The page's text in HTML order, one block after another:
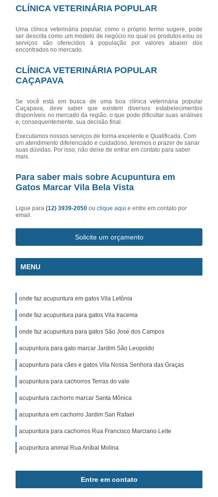
CLÍNICA VETERINÁRIA POPULAR
Uma clínica veterinária popular, como o próprio termo sugere, pode
ser descrita como um modelo de negócio no qual os produtos e/ou os
serviços são oferecidos à população por valores abaixo dos
encontrados no mercado.
CLÍNICA VETERINÁRIA POPULAR
CAÇAPAVA
Se você está em busca de uma boa clínica veterinária popular
Caçapava, deve saber que existem diversos estabelecimentos
disponíveis no mercado da região, o que pode dificultar suas análises
e, consequentemente, sua decisão final.
Executamos nossos serviços de forma excelente e Qualificada. Com
um atendimento diferenciado e cuidadoso, teremos o prazer de sanar
suas dúvidas. Por isso, não deixe de entrar em contato para saber
mais.
Para saber mais sobre Acupuntura em
Gatos Marcar Vila Bela Vista
Ligue para(12) 3939-2050ouclique aqui e entre em contato por
email.
Solicite um orçamento
MENU
onde faz acupuntura em gatos Vila Letônia
onde faz acupuntura para gatos Vila Iracema
onde faz acupuntura para gatos São José dos Campos
acupuntura para gato marcar Jardim São Leopoldo
acupuntura para cães e gatos Vila Nossa Senhora das Graças
acupuntura para cachorros Terras do vale
acupuntura cachorro marcar Santa Mônica
acupuntura em cachorro Jardim San Rafael
acupuntura para cachorros Rua Francisco Marciano Leite
acupuntura animal Rua Aníbal Molina
Entre em contato